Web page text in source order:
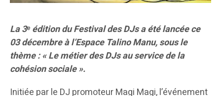
La 3ᵉ édition du Festival des DJs a été lancée ce
03 décembre à l’Espace Talino Manu, sous le
thème : « Le métier des DJs au service de la
cohésion sociale ».
Initiée par le DJ promoteur Magi Magi, l’événement